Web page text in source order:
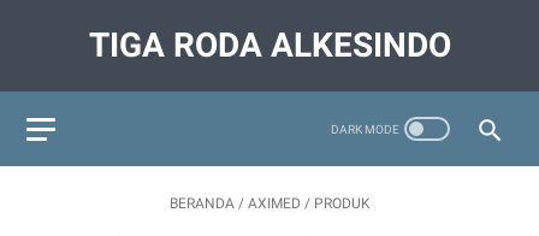
TIGA RODA ALKESINDO
BERANDA / AXIMED / PRODUK